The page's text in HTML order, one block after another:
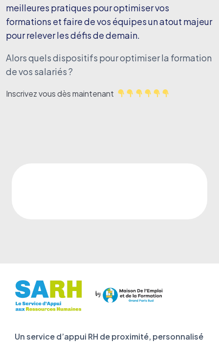
meilleures pratiques pour optimiser vos
formations et faire de vos équipes un atout majeur
pour relever les défis de demain.
Alors quels dispositifs pour optimiser la formation
de vos salariés ?
Inscrivez vous dès maintenant
Un service d’appui RH de proximité, personnalisé